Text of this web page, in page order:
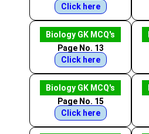
Click here
Biology GK MCQ's
Page No. 13
Click here
Biology GK MCQ's
Page No. 15
Click here